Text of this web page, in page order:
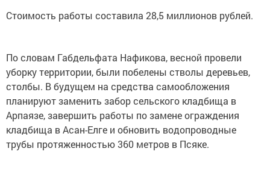
Стоимость работы составила 28,5 миллионов рублей.
По словам Габдельфата Нафикова, весной провели
уборку территории, были побелены стволы деревьев,
столбы. В будущем на средства самообложения
планируют заменить забор сельского кладбища в
Арпаязе, завершить работы по замене ограждения
кладбища в Асан-Елге и обновить водопроводные
трубы протяженностью 360 метров в Псяке.